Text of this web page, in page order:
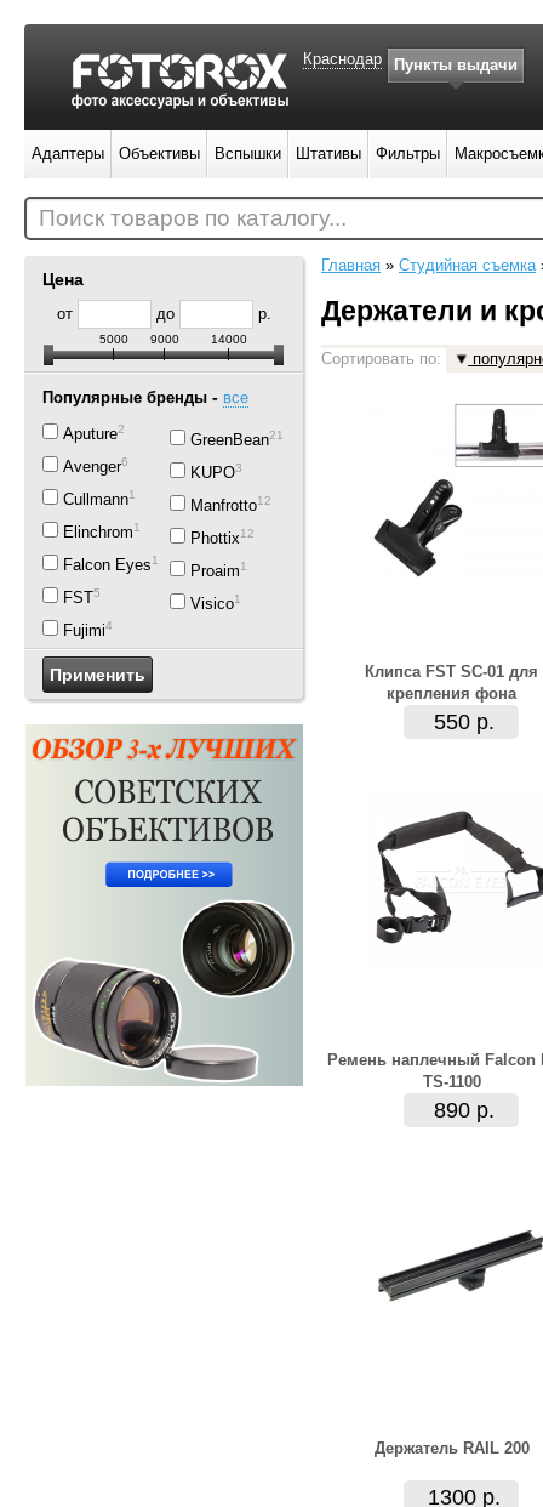
Цена
от до р.
5000 9000 14000
Популярные бренды - все
Aputure2
Avenger6
Cullmann1
Elinchrom1
Falcon Eyes19
FST5
Fujimi4
GreenBean21
KUPO3
Manfrotto12
Phottix12
Proaim1
Visico1
Главная » Студийная съемка
Держатели и
Сортировать по:
Клипса FST SC-01 для
крепления фона
550 р.
Ремень наплечный Falcon
TS-1100
890 р.
Держатель RAIL 200
1300 р.
Краснодар Пункты выдачи
Адаптеры Объективы Вспышки Штативы Фильтры
Поиск товаров по каталогу...